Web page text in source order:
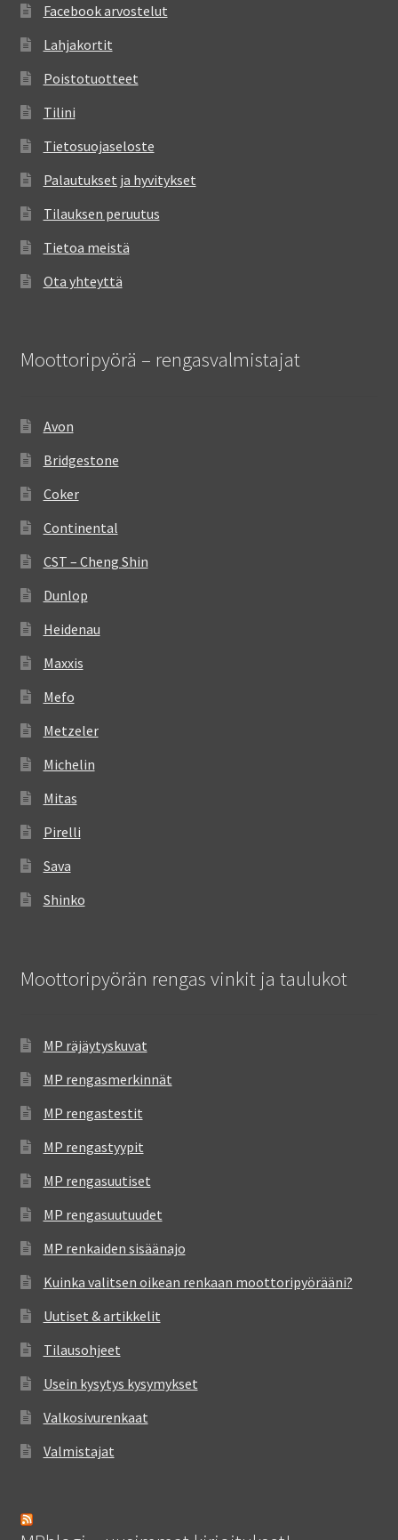
Facebook arvostelut
Lahjakortit
Poistotuotteet
Tilini
Tietosuojaseloste
Palautukset ja hyvitykset
Tilauksen peruutus
Tietoa meistä
Ota yhteyttä
Moottoripyörä – rengasvalmistajat
Avon
Bridgestone
Coker
Continental
CST – Cheng Shin
Dunlop
Heidenau
Maxxis
Mefo
Metzeler
Michelin
Mitas
Pirelli
Sava
Shinko
Moottoripyörän rengas vinkit ja taulukot
MP räjäytyskuvat
MP rengasmerkinnät
MP rengastestit
MP rengastyypit
MP rengasuutiset
MP rengasuutuudet
MP renkaiden sisäänajo
Kuinka valitsen oikean renkaan moottoripyörääni?
Uutiset & artikkelit
Tilausohjeet
Usein kysytys kysymykset
Valkosivurenkaat
Valmistajat